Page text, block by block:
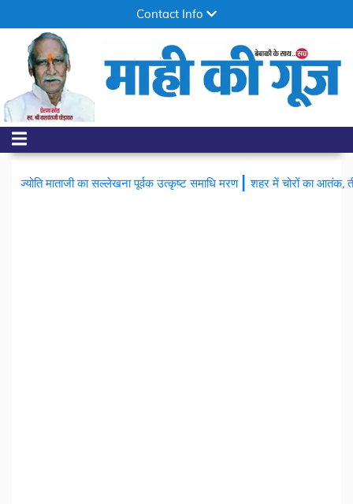
Contact Info
का सल्लेखना पूर्वक उत्कृष्ट समाधि मरण|शहर में चोरों का आतंक, तीन घरों के ताले